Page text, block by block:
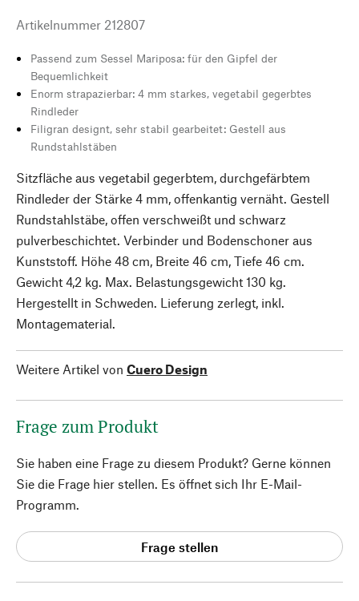
Artikelnummer 212807
Passend zum Sessel Mariposa: für den Gipfel der
Bequemlichkeit
Enorm strapazierbar: 4 mm starkes, vegetabil gegerbtes
Rindleder
Filigran designt, sehr stabil gearbeitet: Gestell aus
Rundstahlstäben
Sitzfläche aus vegetabil gegerbtem, durchgefärbtem
Rindleder der Stärke 4 mm, offenkantig vernäht. Gestell
Rundstahlstäbe, offen verschweißt und schwarz
pulverbeschichtet. Verbinder und Bodenschoner aus
Kunststoff. Höhe 48 cm, Breite 46 cm, Tiefe 46 cm.
Gewicht 4,2 kg. Max. Belastungsgewicht 130 kg.
Hergestellt in Schweden. Lieferung zerlegt, inkl.
Montagematerial.
Weitere Artikel von Cuero Design
Frage zum Produkt
Sie haben eine Frage zu diesem Produkt? Gerne können
Sie die Frage hier stellen. Es öffnet sich Ihr E-Mail-
Programm.
Frage stellen